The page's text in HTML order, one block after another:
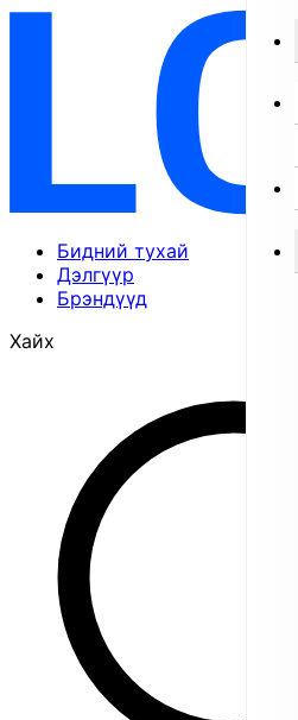
Бидний тухай
Дэлгүүр
Брэндүүд
Хайх